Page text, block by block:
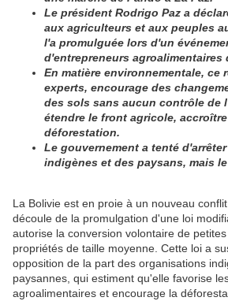
Le président Rodrigo Paz a
aux agriculteurs et aux peuples
l'a promulguée lors d'un
d'entrepreneurs agroalimentaires
En matière environnementale, ce
experts, encourage des
des sols sans aucun contrôle de
étendre le front agricole,
déforestation.
Le gouvernement a tenté
indigènes et des paysans, mais
La Bolivie est en proie à un nouveau
découle de la promulgation d'une loi
autorise la conversion volontaire de
propriétés de taille moyenne. Cette loi a
opposition de la part des organisations
paysannes, qui estiment qu'elle favorise
agroalimentaires et encourage la